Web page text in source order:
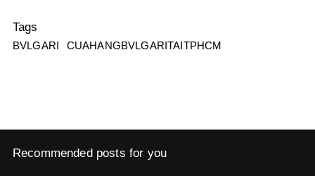
Tags
BVLGARI CUAHANGBVLGARITAITPHCM
Recommended posts for you